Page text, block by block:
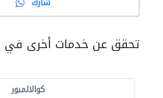
تحقق عن خدمات أخرى في
كوالالمبور